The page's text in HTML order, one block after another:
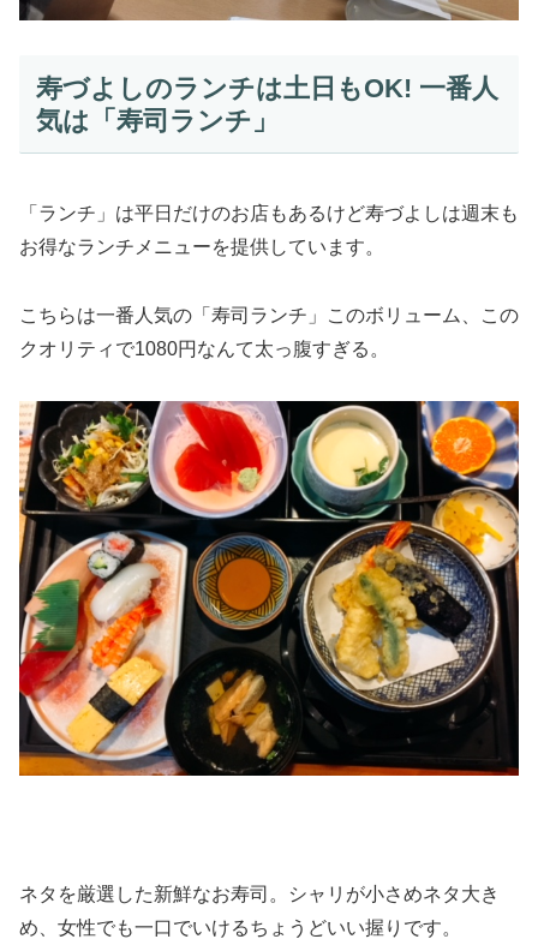
寿づよしのランチは土日もOK! 一番人
気は「寿司ランチ」
「ランチ」は平日だけのお店もあるけど寿づよしは週末も
お得なランチメニューを提供しています。
こちらは一番人気の「寿司ランチ」このボリューム、この
クオリティで1080円なんて太っ腹すぎる。
ネタを厳選した新鮮なお寿司。シャリが小さめネタ大き
め、女性でも一口でいけるちょうどいい握りです。